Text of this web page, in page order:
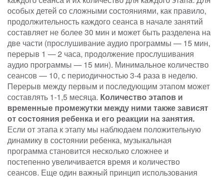
особых детей со сложными состояниями, как правило,
продолжительность каждого сеанса в начале занятий
составляет не более 30 мин и может быть разделена на
две части (прослушивание аудио программы — 15 мин,
перерыв 1 — 2 часа, продолжение прослушивания
аудио программы — 15 мин). Минимальное количество
сеансов — 10, с периодичностью 3-4 раза в неделю.
Перерыв между первым и последующим этапом может
составлять 1-1,5 месяца. Количество этапов и
временные промежутки между ними также зависят
от состояния ребенка и его реакции на занятия.
Если от этапа к этапу мы наблюдаем положительную
динамику в состоянии ребенка, музыкальная
программа становится несколько сложнее и
постепенно увеличивается время и количество
сеансов. Еще один важный принцип использования